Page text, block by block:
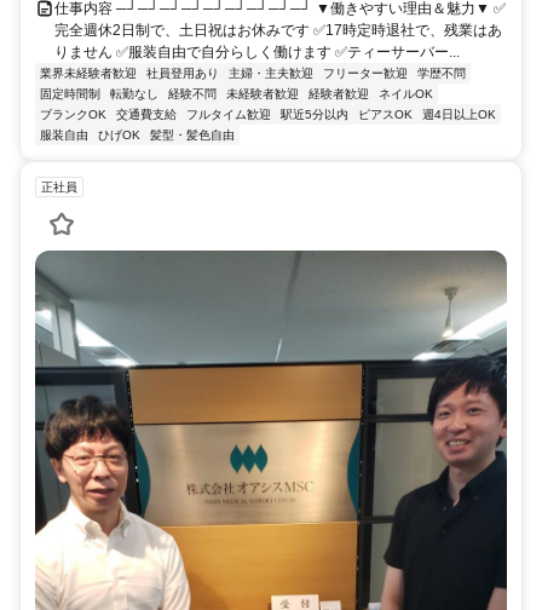
仕事内容 ─┘─┘─┘─┘─┘─┘─┘─┘─┘ ▼働きやすい理由＆魅力▼ ✅
完全週休2日制で、土日祝はお休みです ✅17時定時退社で、残業はあ
りません ✅服装自由で自分らしく働けます ✅ティーサーバー...
業界未経験者歓迎 社員登用あり 主婦・主夫歓迎 フリーター歓迎
学歴不問
固定時間制
転勤なし 経験不問 未経験者歓迎 経験者歓迎
ネイルOK
ブランクOK
交通費支給 フルタイム歓迎 駅近5分以内 ピアスOK
週4日以上OK
服装自由
ひげOK 髪型・髪色自由
正社員